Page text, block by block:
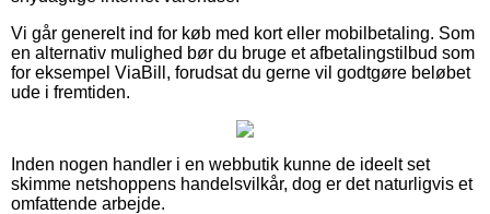
Vi går generelt ind for køb med kort eller mobilbetaling. Som
en alternativ mulighed bør du bruge et afbetalingstilbud som
for eksempel ViaBill, forudsat du gerne vil godtgøre beløbet
ude i fremtiden.
Inden nogen handler i en webbutik kunne de ideelt set
skimme netshoppens handelsvilkår, dog er det naturligvis et
omfattende arbejde.